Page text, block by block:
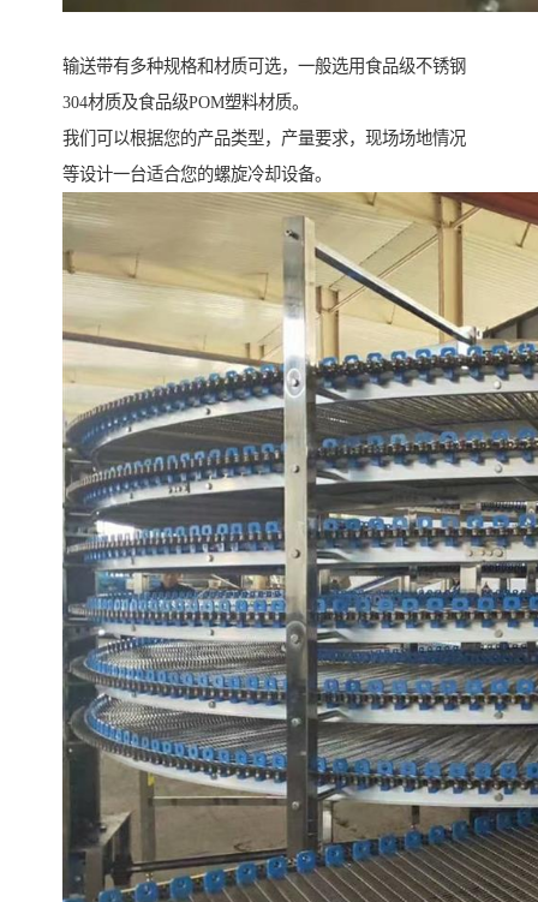
输送带有多种规格和材质可选，一般选用食品级不锈钢
304材质及食品级POM塑料材质。
我们可以根据您的产品类型，产量要求，现场场地情况
等设计一台适合您的螺旋冷却设备。